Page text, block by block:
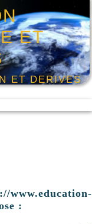
ET
ET DERIVES
: